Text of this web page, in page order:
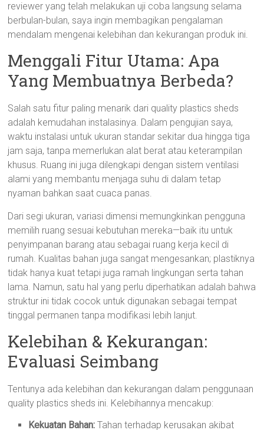
reviewer yang telah melakukan uji coba langsung selama
berbulan-bulan, saya ingin membagikan pengalaman
mendalam mengenai kelebihan dan kekurangan produk ini.
Menggali Fitur Utama: Apa
Yang Membuatnya Berbeda?
Salah satu fitur paling menarik dari quality plastics sheds
adalah kemudahan instalasinya. Dalam pengujian saya,
waktu instalasi untuk ukuran standar sekitar dua hingga tiga
jam saja, tanpa memerlukan alat berat atau keterampilan
khusus. Ruang ini juga dilengkapi dengan sistem ventilasi
alami yang membantu menjaga suhu di dalam tetap
nyaman bahkan saat cuaca panas.
Dari segi ukuran, variasi dimensi memungkinkan pengguna
memilih ruang sesuai kebutuhan mereka—baik itu untuk
penyimpanan barang atau sebagai ruang kerja kecil di
rumah. Kualitas bahan juga sangat mengesankan; plastiknya
tidak hanya kuat tetapi juga ramah lingkungan serta tahan
lama. Namun, satu hal yang perlu diperhatikan adalah bahwa
struktur ini tidak cocok untuk digunakan sebagai tempat
tinggal permanen tanpa modifikasi lebih lanjut.
Kelebihan & Kekurangan:
Evaluasi Seimbang
Tentunya ada kelebihan dan kekurangan dalam penggunaan
quality plastics sheds ini. Kelebihannya mencakup:
Kekuatan Bahan: Tahan terhadap kerusakan akibat